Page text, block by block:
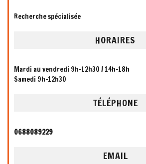
Recherche spécialisée
HORAIRES
Mardi au vendredi 9h-12h30 / 14h-18h
Samedi 9h-12h30
TÉLÉPHONE
0688089229
EMAIL